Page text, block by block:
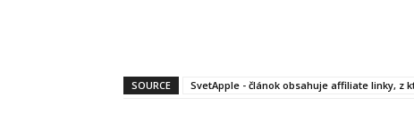
SOURCE SvetApple - článok obsahuje affiliate linky, z